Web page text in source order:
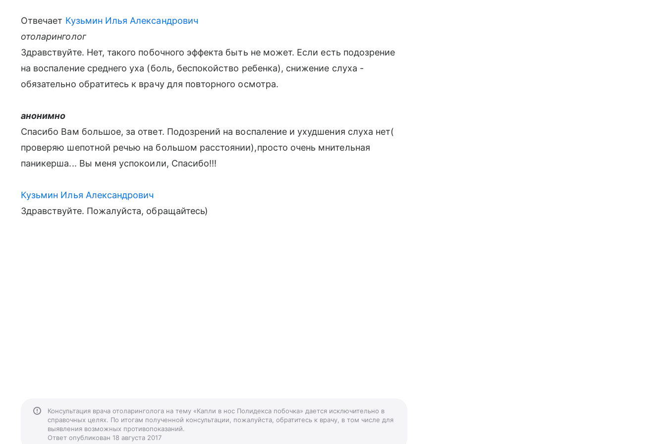
Отвечает Кузьмин Илья Александрович
отоларинголог
Здравствуйте. Нет, такого побочного эффекта быть не может. Если есть подозрение
на воспаление среднего уха (боль, беспокойство ребенка), снижение слуха -
обязательно обратитесь к врачу для повторного осмотра.
анонимно
Спасибо Вам большое, за ответ. Подозрений на воспаление и ухудшения слуха нет(
проверяю шепотной речью на большом расстоянии),просто очень мнительная
паникерша... Вы меня успокоили, Спасибо!!!
Кузьмин Илья Александрович
Здравствуйте. Пожалуйста, обращайтесь)
Консультация врача отоларинголога на тему «Капли в нос Полидекса побочка» дается исключительно в
справочных целях. По итогам полученной консультации, пожалуйста, обратитесь к врачу, в том числе для
выявления возможных противопоказаний.
Ответ опубликован 18 августа 2017